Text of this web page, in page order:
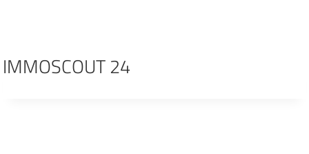
IMMOSCOUT 24